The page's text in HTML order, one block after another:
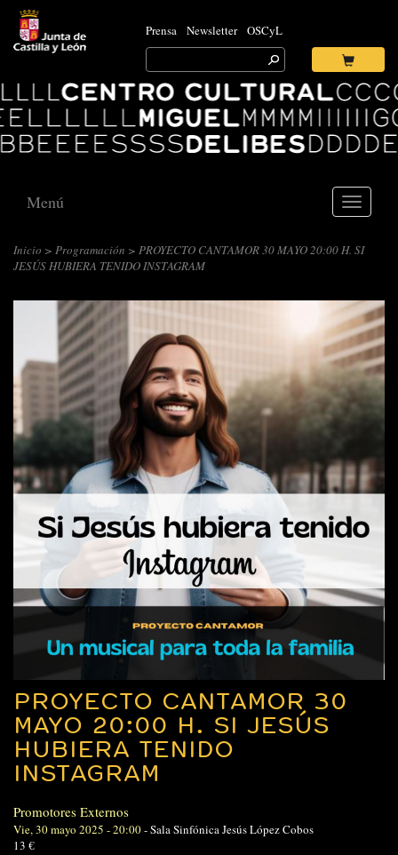
Prensa Newsletter OSCyL
Search
for:
Ok
Centro
Cultural
Miguel
Delibes
Toggle
Menú
Inicio > Programación > PROYECTO CANTAMOR 30 MAYO 20:00 H. SI
JESÚS HUBIERA TENIDO INSTAGRAM
PROYECTO CANTAMOR 30
MAYO 20:00 H. SI JESÚS
HUBIERA TENIDO
INSTAGRAM
Promotores Externos
Vie, 30 mayo 2025 - 20:00-Sala Sinfónica Jesús López Cobos
13 €